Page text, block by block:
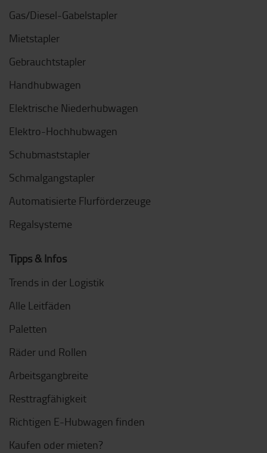
Gas/Diesel-Gabelstapler
Mietstapler
Gebrauchtstapler
Handhubwagen
Elektrische Niederhubwagen
Elektro-Hochhubwagen
Schubmaststapler
Schmalgangstapler
Automatisierte Flurförderzeuge
Regalsysteme
Tipps & Infos
Trends in der Logistik
Alle Leitfäden
Paletten
Räder und Rollen
Arbeitsgangbreite
Resttragfähigkeit
Richtigen E-Hubwagen finden
Kaufen oder mieten?